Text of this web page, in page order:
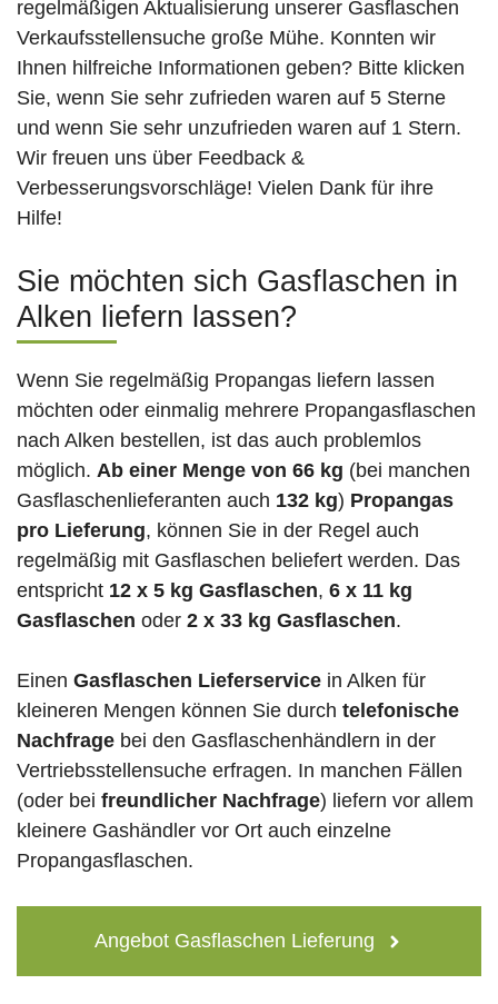
regelmäßigen Aktualisierung unserer Gasflaschen
Verkaufsstellensuche große Mühe. Konnten wir
Ihnen hilfreiche Informationen geben? Bitte klicken
Sie, wenn Sie sehr zufrieden waren auf 5 Sterne
und wenn Sie sehr unzufrieden waren auf 1 Stern.
Wir freuen uns über Feedback &
Verbesserungsvorschläge! Vielen Dank für ihre
Hilfe!
Sie möchten sich Gasflaschen in
Alken liefern lassen?
Wenn Sie regelmäßig Propangas liefern lassen
möchten oder einmalig mehrere Propangasflaschen
nach Alken bestellen, ist das auch problemlos
möglich. Ab einer Menge von 66 kg (bei manchen
Gasflaschenlieferanten auch 132 kg) Propangas
pro Lieferung, können Sie in der Regel auch
regelmäßig mit Gasflaschen beliefert werden. Das
entspricht 12 x 5 kg Gasflaschen, 6 x 11 kg
Gasflaschen oder 2 x 33 kg Gasflaschen.
Einen Gasflaschen Lieferservice in Alken für
kleineren Mengen können Sie durch telefonische
Nachfrage bei den Gasflaschenhändlern in der
Vertriebsstellensuche erfragen. In manchen Fällen
(oder bei freundlicher Nachfrage) liefern vor allem
kleinere Gashändler vor Ort auch einzelne
Propangasflaschen.
Angebot Gasflaschen Lieferung